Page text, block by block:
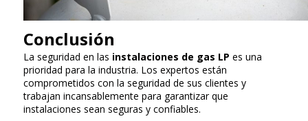
Conclusión
La seguridad en las instalaciones de gas LP es una
prioridad para la industria. Los expertos están
comprometidos con la seguridad de sus clientes y
trabajan incansablemente para garantizar que
instalaciones sean seguras y confiables.